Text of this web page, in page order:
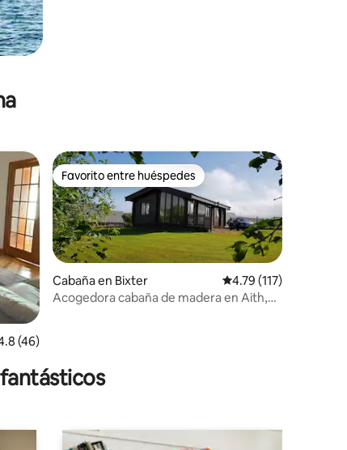
promedio: 4.8 de 5; 46 evaluaciones
(46)
Favorito entre huéspedes
Favorito entre huéspedes
Cabaña en Bixter Calificación promedio:
4.79 (117)
Acogedora cabaña de madera en Aith,